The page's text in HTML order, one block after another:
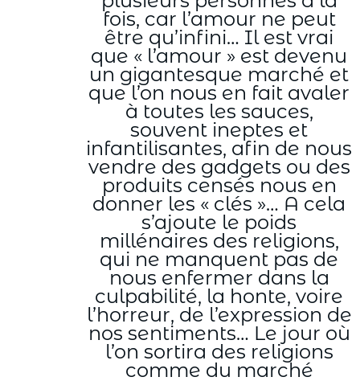
fois, car l’amour ne peut
être qu’infini… Il est vrai
que « l’amour » est devenu
un gigantesque marché et
que l’on nous en fait avaler
à toutes les sauces,
souvent ineptes et
infantilisantes, afin de nous
vendre des gadgets ou des
produits censés nous en
donner les « clés »… A cela
s’ajoute le poids
millénaires des religions,
qui ne manquent pas de
nous enfermer dans la
culpabilité, la honte, voire
l’horreur, de l’expression de
nos sentiments… Le jour où
l’on sortira des religions
comme du marché